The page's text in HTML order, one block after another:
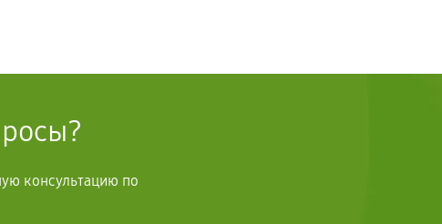
консультацию по